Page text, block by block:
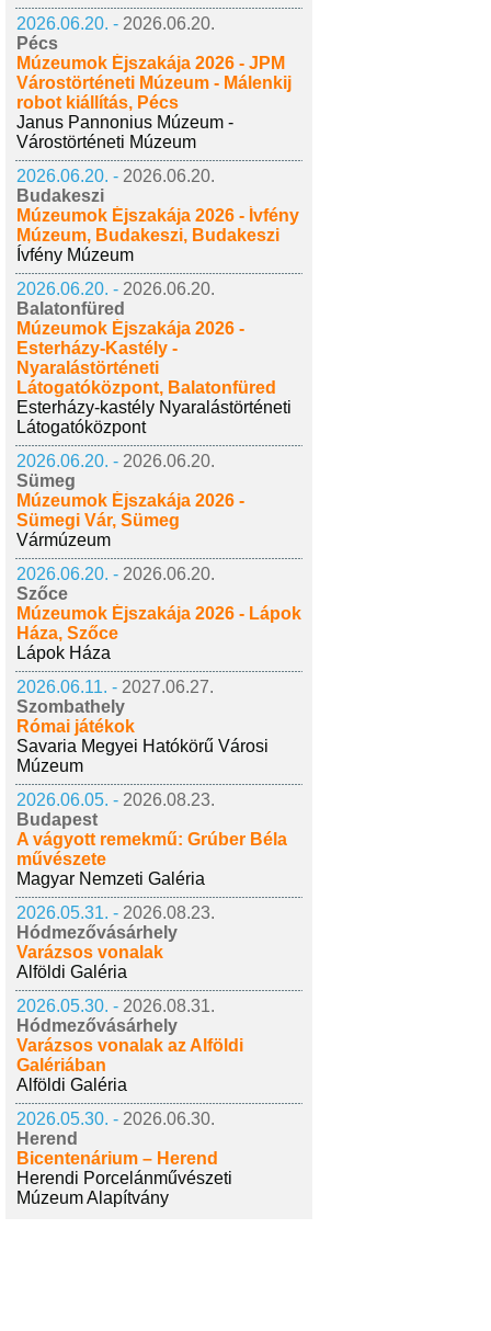
2026.06.20. - 2026.06.20.
Pécs
Múzeumok Éjszakája 2026 - JPM
Várostörténeti Múzeum - Málenkij
robot kiállítás, Pécs
Janus Pannonius Múzeum -
Várostörténeti Múzeum
2026.06.20. - 2026.06.20.
Budakeszi
Múzeumok Éjszakája 2026 - Ívfény
Múzeum, Budakeszi, Budakeszi
Ívfény Múzeum
2026.06.20. - 2026.06.20.
Balatonfüred
Múzeumok Éjszakája 2026 -
Esterházy-Kastély -
Nyaralástörténeti
Látogatóközpont, Balatonfüred
Esterházy-kastély Nyaralástörténeti
Látogatóközpont
2026.06.20. - 2026.06.20.
Sümeg
Múzeumok Éjszakája 2026 -
Sümegi Vár, Sümeg
Vármúzeum
2026.06.20. - 2026.06.20.
Szőce
Múzeumok Éjszakája 2026 - Lápok
Háza, Szőce
Lápok Háza
2026.06.11. - 2027.06.27.
Szombathely
Római játékok
Savaria Megyei Hatókörű Városi
Múzeum
2026.06.05. - 2026.08.23.
Budapest
A vágyott remekmű: Grúber Béla
művészete
Magyar Nemzeti Galéria
2026.05.31. - 2026.08.23.
Hódmezővásárhely
Varázsos vonalak
Alföldi Galéria
2026.05.30. - 2026.08.31.
Hódmezővásárhely
Varázsos vonalak az Alföldi
Galériában
Alföldi Galéria
2026.05.30. - 2026.06.30.
Herend
Bicentenárium – Herend
Herendi Porcelánművészeti
Múzeum Alapítvány